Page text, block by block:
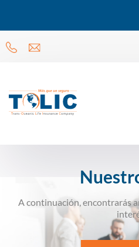
A continuación, encontrarás